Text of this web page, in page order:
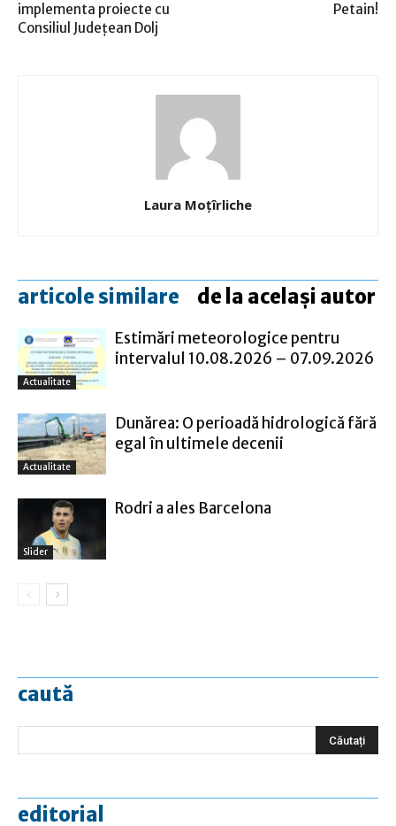
implementa proiecte cu
Consiliul Județean Dolj
Petain!
Laura Moţîrliche
articole similare de la același autor
Actualitate
Estimări meteorologice pentru
intervalul 10.08.2026 – 07.09.2026
Actualitate
Dunărea: O perioadă hidrologică fără
egal în ultimele decenii
Slider
Rodri a ales Barcelona
caută
editorial